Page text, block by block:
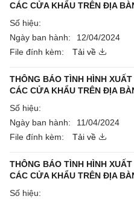
CÁC CỬA KHẨU TRÊN ĐỊA
Số hiệu:
Ngày ban hành:
12/04/2024
File đính kèm:
Tải về
THÔNG BÁO TÌNH HÌNH
CÁC CỬA KHẨU TRÊN ĐỊA
Số hiệu:
Ngày ban hành:
11/04/2024
File đính kèm:
Tải về
THÔNG BÁO TÌNH HÌNH
CÁC CỬA KHẨU TRÊN ĐỊA
Số hiệu: